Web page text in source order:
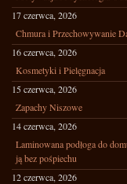
17 czerwca, 2026
Chmura i Przechowywanie
16 czerwca, 2026
Kosmetyki i Pielęgnacja
15 czerwca, 2026
Zapachy Niszowe
14 czerwca, 2026
Laminowana podłoga do
ją bez pośpiechu
12 czerwca, 2026